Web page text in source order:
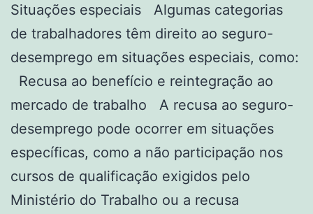
Situações especiais Algumas categorias
de trabalhadores têm direito ao seguro-
desemprego em situações especiais, como:
Recusa ao benefício e reintegração ao
mercado de trabalho A recusa ao seguro-
desemprego pode ocorrer em situações
específicas, como a não participação nos
cursos de qualificação exigidos pelo
Ministério do Trabalho ou a recusa